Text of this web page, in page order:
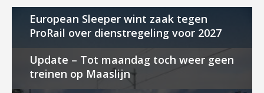
European Sleeper wint zaak tegen
ProRail over dienstregeling voor 2027
Update – Tot maandag toch weer geen
treinen op Maaslijn